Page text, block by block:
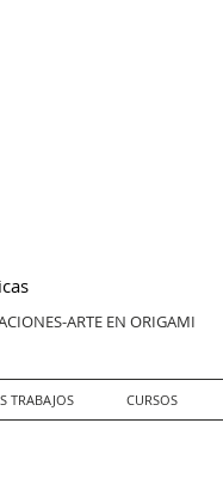
ARTE EN ORIGAMI
TRABAJOS CURSOS